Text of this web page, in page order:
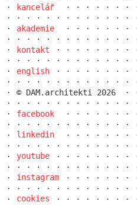
waltrovka
kancelář
akademie
kontakt
english
© DAM.architekti 2026
facebook
linkedin
youtube
instagram
cookies